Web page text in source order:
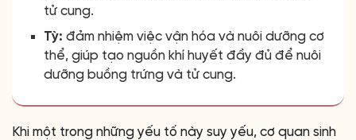
tử cung.
Tỳ: đảm nhiệm việc vận hóa và nuôi dưỡng cơ
thể, giúp tạo nguồn khí huyết đầy đủ để nuôi
dưỡng buồng trứng và tử cung.
Khi một trong những yếu tố này suy yếu, cơ quan sinh